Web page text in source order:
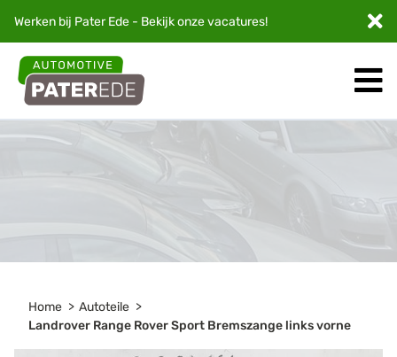
Werken bij Pater Ede - Bekijk onzevacatures!
Home
Autoteile
Landrover Range Rover Sport Bremszange links vorne